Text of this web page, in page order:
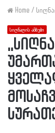
Home /
სიღნაღის ამბები